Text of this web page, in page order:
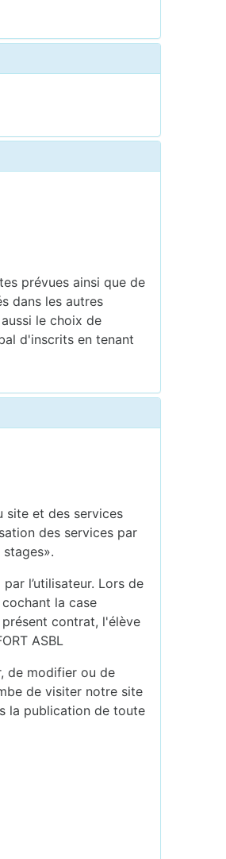
prévues ainsi que de
dans les autres
le choix de
d'inscrits en tenant
site et des services
des services par
l’utilisateur. Lors de
la case
contrat, l'élève
ASBL
de modifier ou de
de visiter notre site
la publication de toute